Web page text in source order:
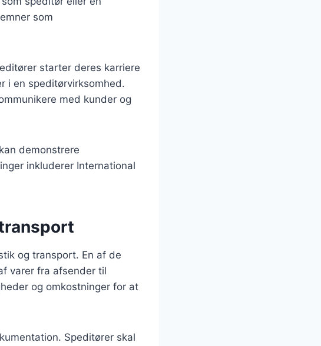
som
starter deres karriere
i en speditørvirksomhed.
med kunder og
demonstrere
inkluderer International
og transport. En af de
varer fra afsender til
og omkostninger for at
Speditører skal